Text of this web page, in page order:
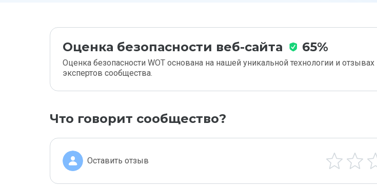
Оценка безопасности веб-сайта 65%
Оценка безопасности WOT основана на нашей уникальной технологии и отзывах
экспертов сообщества.
Что говорит сообщество?
Оставить отзыв